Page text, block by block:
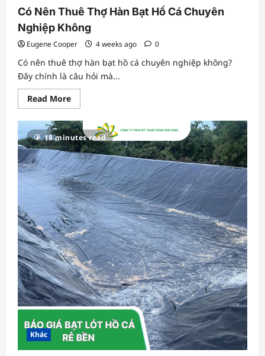
Có Nên Thuê Thợ Hàn Bạt Hồ Cá Chuyên
Nghiệp Không
Eugene Cooper 4 weeks ago 0
Có nên thuê thợ hàn bạt hồ cá chuyên nghiệp không?
Đây chính là câu hỏi mà...
Read MoreRead
more
Có
Nên
Thuê
Thợ
Hàn
Bạt
Hồ
Cá
Chuyên
Nghiệp
Không
18 minutes read
Khác